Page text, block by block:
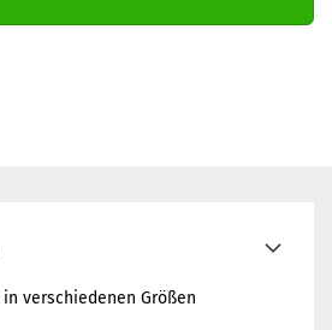
verschiedenen Größen